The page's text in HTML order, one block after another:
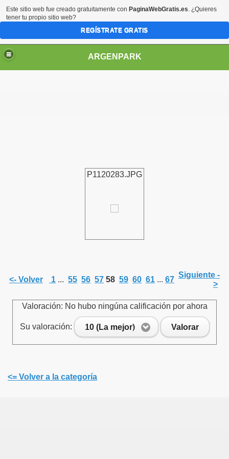
ARGENPARK
P1120283.JPG
<- Volver 1 ... 55 56 57 58 59 60 61 ... 67
Siguiente -
>
Valoración: No hubo ningúna calificación por ahora
Su valoración: 10 (La mejor) Valorar
<= Volver a la categoría
Este sitio web fue creado gratuitamente con PaginaWebGratis.es. ¿Quieres
tener tu propio sitio web?
REGÍSTRATE GRATIS